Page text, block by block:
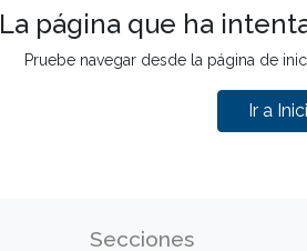
La página que ha
Pruebe navegar desde la página de
Ir a
Secciones